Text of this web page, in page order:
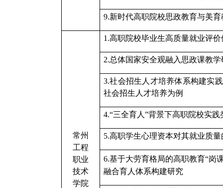
9.新时代高职院校思政教育与美
常州
工程
职业
技术
学院
1.高职院校毕业生高质量就业评
2.总体国家安全观融入思政课教学
3.社会招生人才培养体系构建实
社会招生人才培养为例
4.“三全育人”背景下高职院校实
5.高职学生心理资本对其就业质
6.基于大劳育格局的高职教育“岗
融合育人体系构建研究